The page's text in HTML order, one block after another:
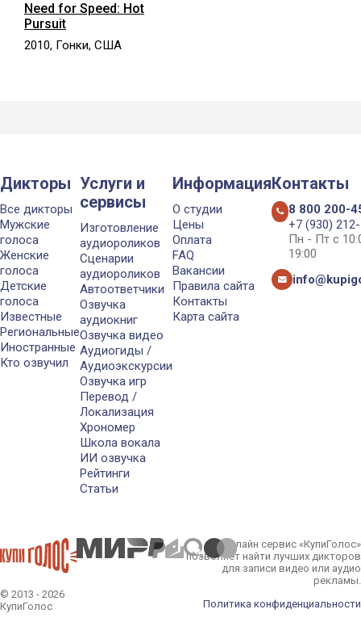
Need for Speed: Hot
Pursuit
2010, Гонки, США
Дикторы
Все дикторы
Мужские
голоса
Женские
голоса
Детские
голоса
Известные
Региональные
Иностранные
Кто озвучил
Услуги и
сервисы
Изготовление
аудиороликов
Сценарии
аудиороликов
Автоответчики
Озвучка
аудиокниг
Озвучка видео
Аудиогиды /
Аудиоэкскурсии
Озвучка игр
Перевод /
Локализация
Хрономер
Школа вокала
ИИ озвучка
Рейтинги
Статьи
Информация
О студии
Цены
Оплата
FAQ
Вакансии
Правила сайта
Контакты
Карта сайта
Контакты
8 800 200-
+7 (930)
Пн - Пт с
19:00
© 2013 - 2026
КупиГолос
Онлайн сервис «КупиГолос»
позволяет найти лучших дикторов
для записи видео или аудио
рекламы.
Политика конфиденциальности